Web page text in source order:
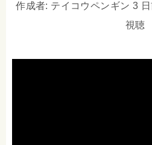
作成者: テイコウペンギン 3
視聴